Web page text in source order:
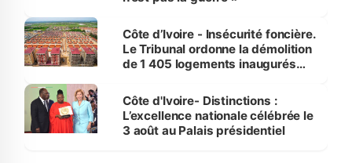
Côte d’Ivoire - Insécurité foncière.
Le Tribunal ordonne la démolition
de 1 405 logements inaugurés
Bassam
Côte d'Ivoire- Distinctions :
L’excellence nationale célébrée le
3 août au Palais présidentiel